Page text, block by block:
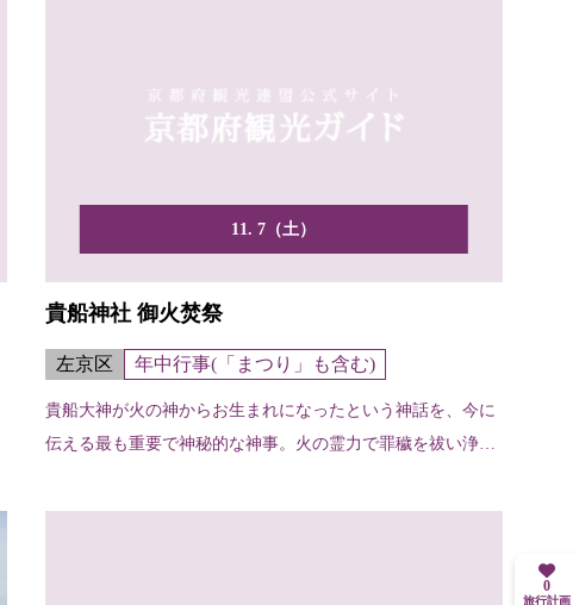
11. 7（土）
貴船神社 御火焚祭
左京区 年中行事(「まつり」も含む)
貴船大神が火の神からお生まれになったという神話を、今に
伝える最も重要で神秘的な神事。火の霊力で罪穢を祓い浄め
0
旅行計画